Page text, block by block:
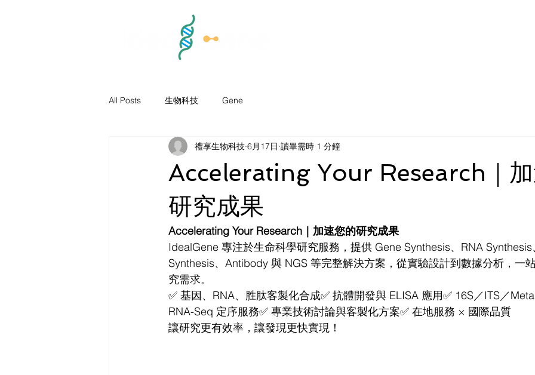
All Posts 生物科技 Gene
Accelerating Your Research｜
研究成果
禮享生物科技 6月17日 讀畢需時 1 分鐘
Accelerating Your Research｜加速您的研究成果
IdealGene 專注於生命科學研究服務，提供 Gene Synthesis、RNA
Synthesis、Antibody 與 NGS 等完整解決方案，從實驗設計到數據分析，一
究需求。
✅ 基因、RNA、胜肽客製化合成✅ 抗體開發與 ELISA 應用✅ 16S／ITS／
RNA-Seq 定序服務✅ 專業技術討論與客製化方案✅ 在地服務 × 國際品質
讓研究更有效率，讓發現更快實現！